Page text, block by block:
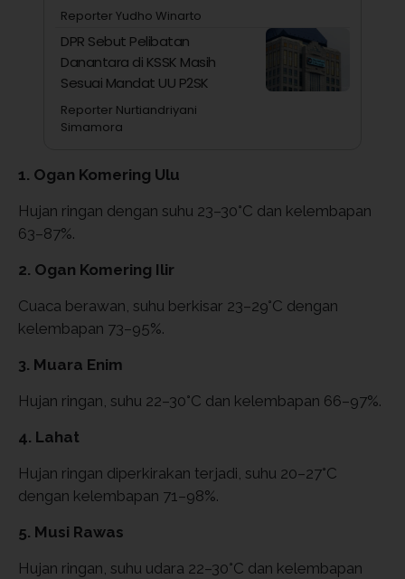
Reporter Yudho Winarto
DPR Sebut Pelibatan
Danantara di KSSK Masih
Sesuai Mandat UU P2SK
Reporter Nurtiandriyani
Simamora
1. Ogan Komering Ulu
Hujan ringan dengan suhu 23–30°C dan kelembapan
63–87%.
2. Ogan Komering Ilir
Cuaca berawan, suhu berkisar 23–29°C dengan
kelembapan 73–95%.
3. Muara Enim
Hujan ringan, suhu 22–30°C dan kelembapan 66–97%.
4. Lahat
Hujan ringan diperkirakan terjadi, suhu 20–27°C
dengan kelembapan 71–98%.
5. Musi Rawas
Hujan ringan, suhu udara 22–30°C dan kelembapan